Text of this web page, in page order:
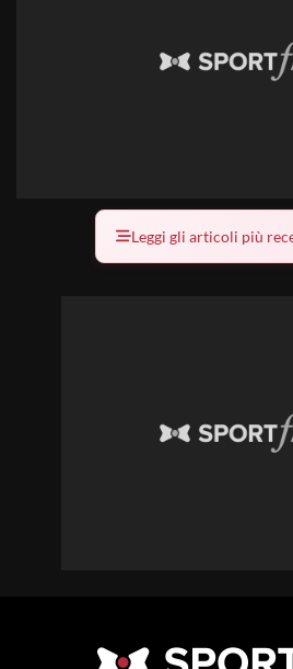
Leggi gli articoli più